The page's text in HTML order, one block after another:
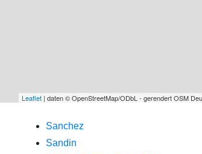
Leaflet | daten © OpenStreetMap/ODbL - gerendert OSM
Sanchez
Sandin